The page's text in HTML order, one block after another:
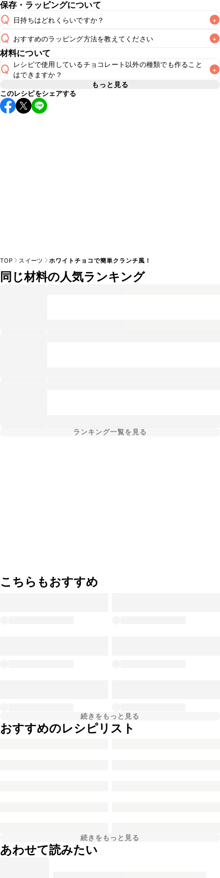
保存・ラッピングについて
Q 日持ちはどれくらいですか？ +
A
保存期間は冷蔵で2~3日が目安です。なるべくお早めにお召
Q おすすめのラッピング方法を教えてください +
A
こちらでラッピング方法をご紹介しています。お好みのラッ
ピング方法をお試しください。なお、要冷蔵のスイーツのた
め、お持ち運びの際は保冷剤をつけることをおすすめいたし
ます。
材料について
Q
レシピで使用しているチョコレート以外の種類でも作ること
はできますか？
+
A 基本的にはお好みの風味のチョコレートを使用してお作りい
もっと見る
このレシピをシェアする
TOP スイーツ ホワイトチョコで簡単クランチ風！
同じ材料の人気ランキング
ランキング一覧を見る
こちらもおすすめ
続きをもっと見る
おすすめのレシピリスト
続きをもっと見る
あわせて読みたい